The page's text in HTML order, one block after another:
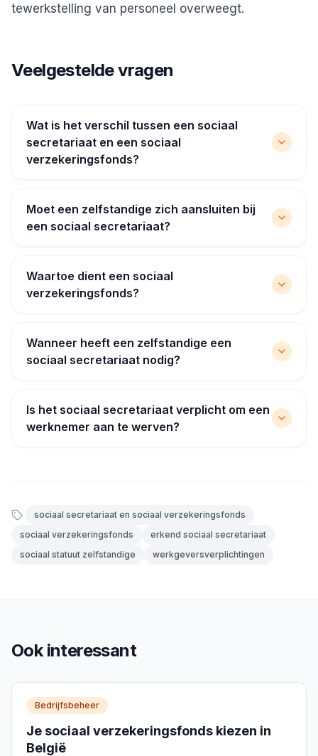
tewerkstelling van personeel overweegt.
Veelgestelde vragen
Wat is het verschil tussen een sociaal
secretariaat en een sociaal
verzekeringsfonds?
Moet een zelfstandige zich aansluiten bij
een sociaal secretariaat?
Waartoe dient een sociaal
verzekeringsfonds?
Wanneer heeft een zelfstandige een
sociaal secretariaat nodig?
Is het sociaal secretariaat verplicht om een
werknemer aan te werven?
sociaal secretariaat en sociaal verzekeringsfonds
sociaal verzekeringsfonds
erkend sociaal secretariaat
sociaal statuut zelfstandige
werkgeversverplichtingen
Ook interessant
Bedrijfsbeheer
Je sociaal verzekeringsfonds kiezen in
België